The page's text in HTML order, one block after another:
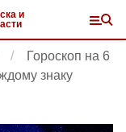
и
Гороскоп на 6
знаку